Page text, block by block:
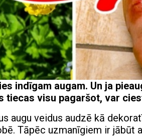
indīgam augam. Un ja
tiecas visu pagaršot, var
augu veidus audzē kā
Tāpēc uzmanīgiem ir jābūt